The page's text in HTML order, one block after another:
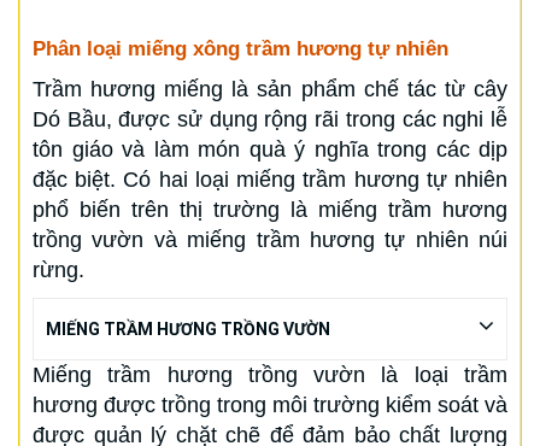
Phân loại miếng xông trầm hương tự nhiên
Trầm hương miếng là sản phẩm chế tác từ cây
Dó Bầu, được sử dụng rộng rãi trong các nghi lễ
tôn giáo và làm món quà ý nghĩa trong các dịp
đặc biệt. Có hai loại miếng trầm hương tự nhiên
phổ biến trên thị trường là miếng trầm hương
trồng vườn và miếng trầm hương tự nhiên núi
rừng.
MIẾNG TRẦM HƯƠNG TRỒNG VƯỜN
Miếng trầm hương trồng vườn là loại trầm
hương được trồng trong môi trường kiểm soát và
được quản lý chặt chẽ để đảm bảo chất lượng